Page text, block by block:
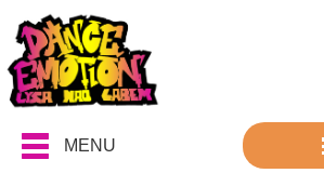
MENU